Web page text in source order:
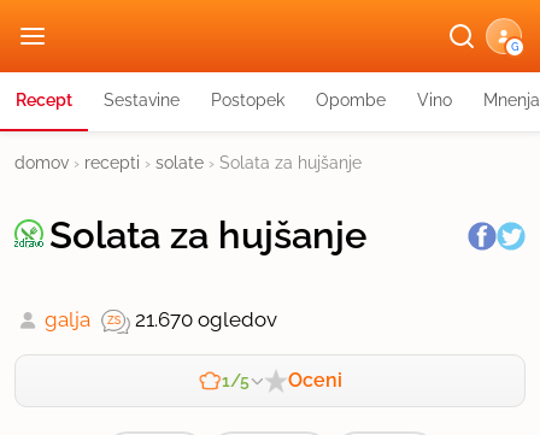
G
Recept Sestavine Postopek Opombe Vino Mnenja
domov › recepti › solate › Solata za hujšanje
Solata za hujšanje
galja 21.670 ogledov
1/5 Oceni